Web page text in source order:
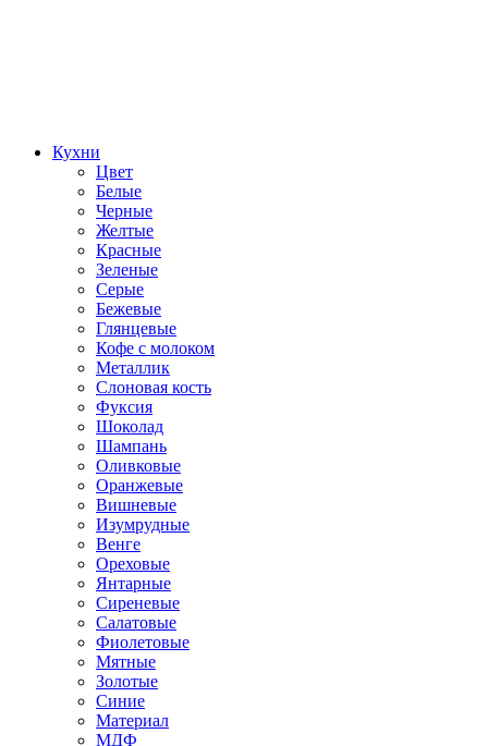
Кухни
Цвет
Белые
Черные
Желтые
Красные
Зеленые
Серые
Бежевые
Глянцевые
Кофе с молоком
Металлик
Слоновая кость
Фуксия
Шоколад
Шампань
Оливковые
Оранжевые
Вишневые
Изумрудные
Венге
Ореховые
Янтарные
Сиреневые
Салатовые
Фиолетовые
Мятные
Золотые
Синие
Материал
МДФ